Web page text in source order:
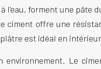
forment une pâte
ciment offre une
est idéal en
environnement. Le